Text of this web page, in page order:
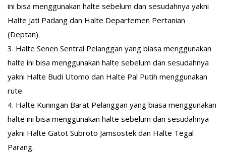
ini bisa menggunakan halte sebelum dan sesudahnya yakni
Halte Jati Padang dan Halte Departemen Pertanian
(Deptan).
3. Halte Senen Sentral Pelanggan yang biasa menggunakan
halte ini bisa menggunakan halte sebelum dan sesudahnya
yakni Halte Budi Utomo dan Halte Pal Putih menggunakan
rute
4. Halte Kuningan Barat Pelanggan yang biasa menggunakan
halte ini bisa menggunakan halte sebelum dan sesudahnya
yakni Halte Gatot Subroto Jamsostek dan Halte Tegal
Parang.